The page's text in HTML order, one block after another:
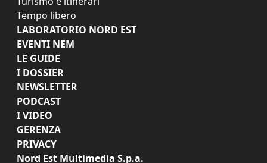
Tempo libero
LABORATORIO NORD EST
EVENTI NEM
LE GUIDE
I DOSSIER
NEWSLETTER
PODCAST
I VIDEO
GERENZA
PRIVACY
Nord Est Multimedia S.p.a.